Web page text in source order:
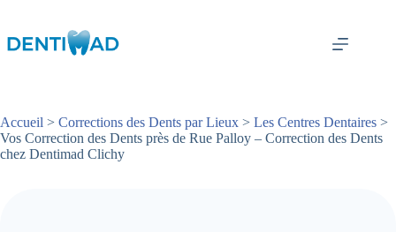
contenu
Accueil > Corrections des Dents par Lieux > Les Centres Dentaires >
Vos Correction des Dents près de Rue Palloy – Correction des Dents
chez Dentimad Clichy